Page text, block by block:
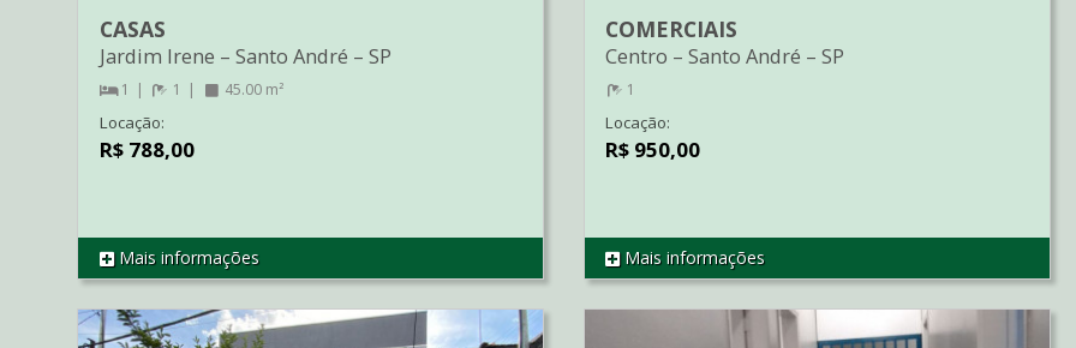
REF CA1849
CASAS
Jardim Irene – Santo André – SP
1 1 45.00 m²
Locação:
R$ 788,00
Mais informações REF SA0070
COMERCIAIS
Centro –Santo André –SP
1
Locação:
R$ 950,00
Mais informações